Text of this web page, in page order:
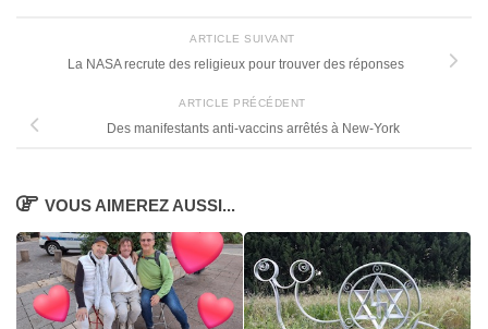
ARTICLE SUIVANT
La NASA recrute des religieux pour trouver des réponses
ARTICLE PRÉCÉDENT
Des manifestants anti-vaccins arrêtés à New-York
VOUS AIMEREZ AUSSI...